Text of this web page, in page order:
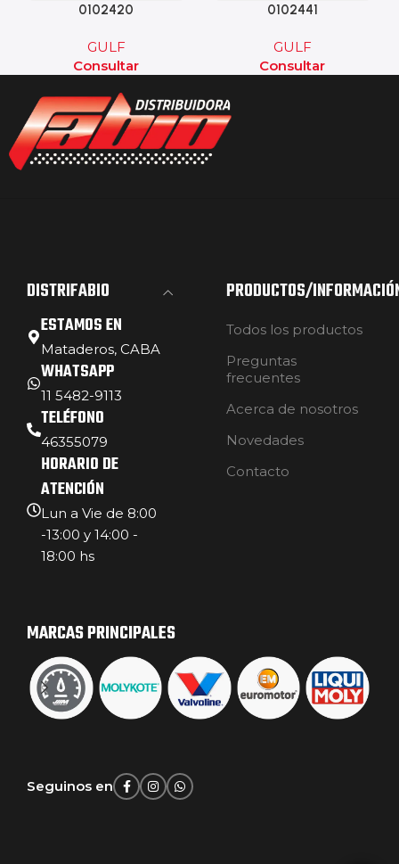
0102420
GULF
Consultar
0102441
GULF
Consultar
DISTRIFABIO
ESTAMOS EN
Mataderos, CABA
WHATSAPP
11 5482-9113
TELÉFONO
46355079
HORARIO DE
ATENCIÓN
Lun a Vie de 8:00
-13:00 y 14:00 -
18:00 hs
PRODUCTOS/
Todos los productos
Preguntas
frecuentes
Acerca de nosotros
Novedades
Contacto
MARCAS PRINCIPALES
Seguinos en